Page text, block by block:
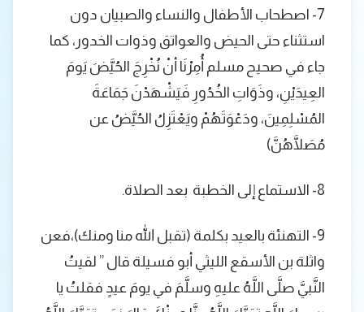
7- اصطحاب الأطفال والنساء والصبيان دون
استثناء حتى الحيض والعواتق وذوات الخدور، كما
جاء في صحيح مسلم أُمِرْنَا أنْ نُخْرِجَ الحُيَّضَ يَومَ
العِيدَيْنِ، وذَوَاتِ الخُدُورِ فَيَشْهَدْنَ جَمَاعَةَ
المُسْلِمِينَ، ودَعْوَتَهُمْ ويَعْتَزِلُ الحُيَّضُ عن
مُصَلَّاهُنَّ)
8- الاستماع إلى الخطبة بعد الصلاة.
9- التهنئة بالعيد بكلمة (تقبل الله منا ومنك)،فعن
واثلة بن الأسقع الليثي أبو فسيلة قال ” لقيتُ
النَّبيَّ صلَّى اللَّهُ عليهِ وسلَّمَ في يومَ عيدٍ فقلتُ يا